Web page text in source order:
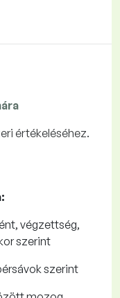
értékeléséhez.
végzettség,
szerint
szerint